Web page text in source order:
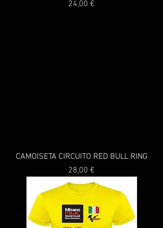
Precio
24,00 €
CAMOISETA CIRCUITO RED BULL RING
Precio
28,00 €